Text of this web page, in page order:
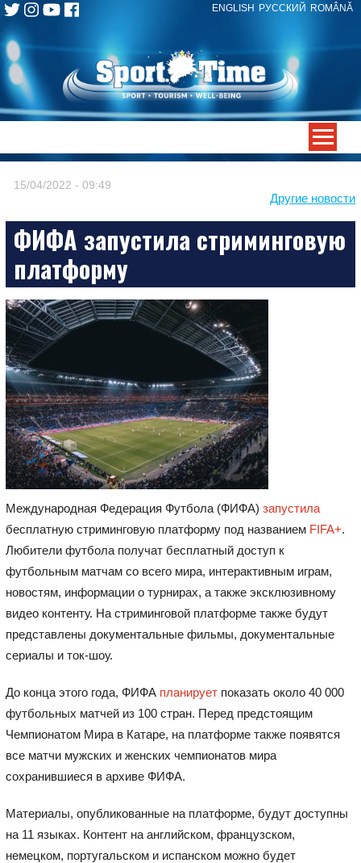
ENGLISH РУССКИЙ ROMÂNĂ
Skip
to
content
Другие новости
15/04/2022 - 09:49
ФИФА запустила стриминговую
платформу
Международная Федерация Футбола (ФИФА) запустила
бесплатную стриминговую платформу под названием FIFA+.
Любители футбола получат бесплатный доступ к
футбольным матчам со всего мира, интерактивным играм,
новостям, информации о турнирах, а также эксклюзивному
видео контенту. На стриминговой платформе также будут
представлены документальные фильмы, документальные
сериалы и ток-шоу.
До конца этого года, ФИФА планируетпоказать около 40 000
футбольных матчей из 100 стран. Перед предстоящим
Чемпионатом Мира в Катаре, на платформе также появятся
все матчи мужских и женских чемпионатов мира
сохранившиеся в архиве ФИФА.
Материалы, опубликованные на платформе, будут доступны
на 11 языках. Контент на английском, французском,
немецком, португальском и испанском можно будет